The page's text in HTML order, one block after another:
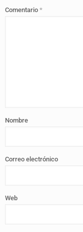
Comentario *
Nombre
Correo electrónico
Web